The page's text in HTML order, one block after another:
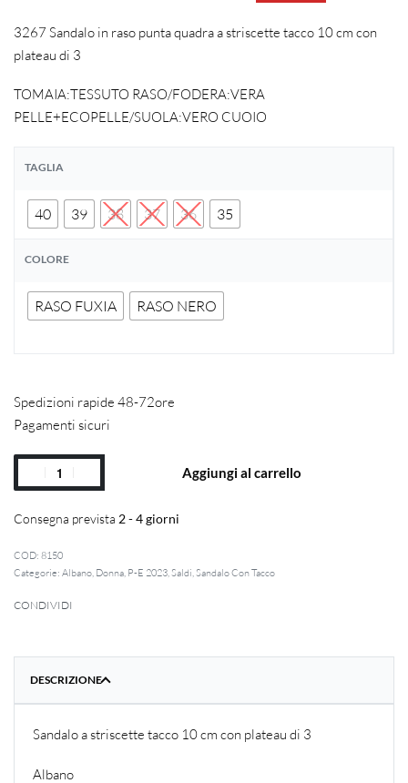
3267 Sandalo in raso punta quadra a striscette tacco 10 cm con
plateau di 3
TOMAIA:TESSUTO RASO/FODERA:VERA
PELLE+ECOPELLE/SUOLA:VERO CUOIO
TAGLIA
40 39 38 37 36 35
COLORE
RASO FUXIA RASO NERO
Spedizioni rapide 48-72ore
Pagamenti sicuri
Aggiungi al carrello
Consegna prevista 2 - 4 giorni
8150
Categorie: Albano, Donna, P-E 2023,Saldi,Sandalo Con Tacco
CONDIVIDI
DESCRIZIONE
Sandalo a striscette tacco 10 cm con plateau di 3
Albano